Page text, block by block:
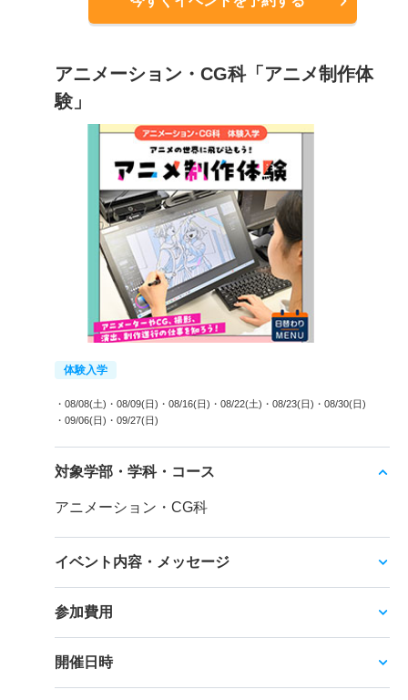
アニメーション・CG科「アニメ制作体
験」
体験入学
・08/08(土) ・08/09(日) ・08/16(日) ・08/22(土) ・08/23(日) ・08/30(日)
・09/06(日) ・09/27(日)
対象学部・学科・コース
アニメーション・CG科
イベント内容・メッセージ
参加費用
開催日時